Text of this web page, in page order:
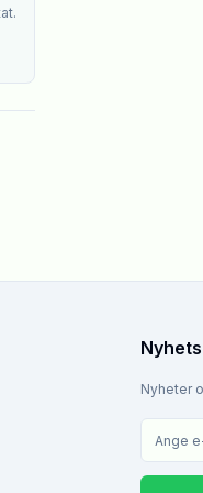
Nyheter